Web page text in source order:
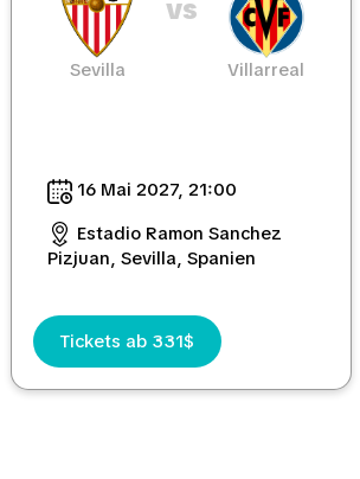
Sevilla
vs
Villarreal
16 Mai 2027, 21:00
Estadio Ramon Sanchez
Pizjuan, Sevilla, Spanien
Tickets ab 331$